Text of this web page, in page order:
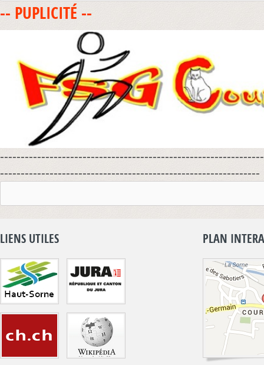
-- PUPLICITÉ --
---------------------------------------------------------------
LIENS UTILES PLAN